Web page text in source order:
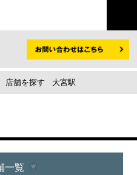
店舗を探す 大宮駅